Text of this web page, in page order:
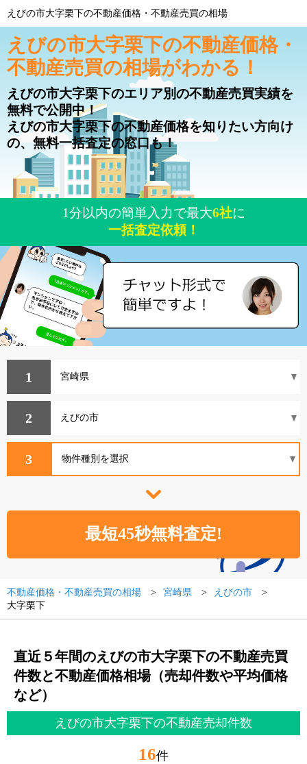
えびの市大字栗下の不動産価格・不動産売買の相場
えびの市大字栗下の不動産価格・
不動産売買の相場がわかる！
えびの市大字栗下のエリア別の不動産売買実績を
無料で公開中！
えびの市大字栗下の不動産価格を知りたい方向け
の、無料一括査定の窓口も！
1分以内の簡単入力で最大6社に
一括査定依頼！
1
2
3
不動産価格・不動産売買の相場 宮崎県
えびの市
大字栗下
直近５年間のえびの市大字栗下の不動産売買
件数と不動産価格相場（売却件数や平均価格
など）
えびの市大字栗下の不動産売却件数
16件